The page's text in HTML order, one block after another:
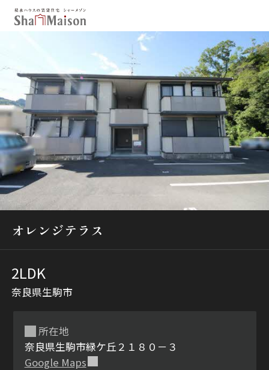
お気に入り
最近見た物件
北海道 東北
中部
関西
中国・四国
九州
市区郡・路線・駅から探す
通勤・通学時間から探す
地図から探す
オレンジテラス
2LDK
奈良県生駒市
所在地
奈良県生駒市緑ケ丘２１８０－３
Google Maps